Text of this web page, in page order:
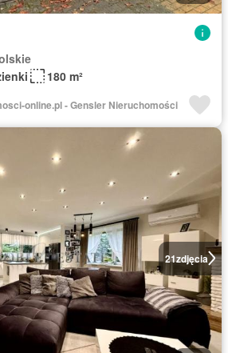
180 m²
online.pl - Gensler Nieruchomości
21zdjęcia